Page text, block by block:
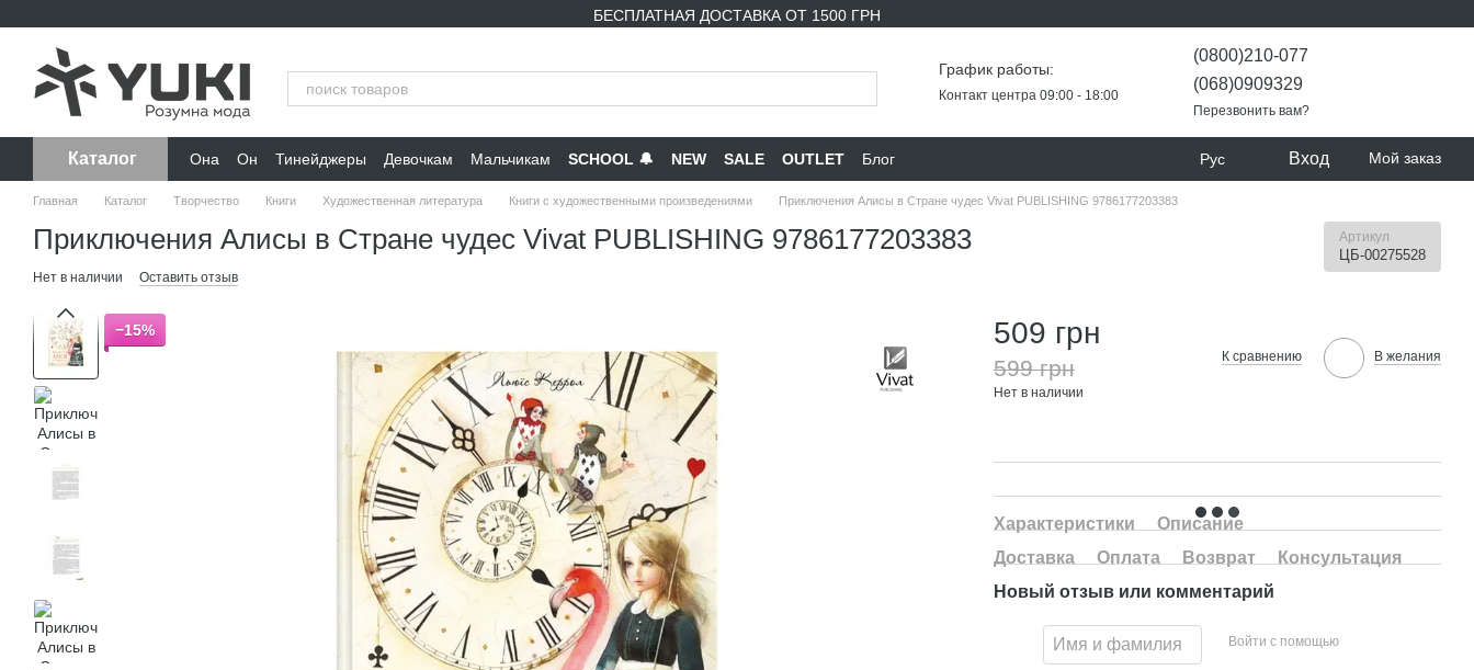
БЕСПЛАТНАЯ ДОСТАВКА ОТ 1500 ГРН
График работы:
Контакт центра 09:00 - 18:00
(0800)210-077
(068)0909329
Перезвонить вам?
Каталог Она Он Тинейджеры Девочкам Мальчикам SCHOOL 🔔 NEW SALE OUTLET Блог Рус Вход Мой заказ
Главная Каталог Творчество Книги Художественная литература Книги с художественными произведениями Приключения Алисы в Стране чудес Vivat PUBLISHING 9786177203383
Приключения Алисы в Стране чудес Vivat PUBLISHING 9786177203383 Артикул
ЦБ-00275528
Нет в наличии Оставить отзыв
−15% 509 грн
599 грн
Нет в наличии
К сравнению В желания
Характеристики
Описание
Доставка
Оплата Возврат
Консультация
Новый отзыв или комментарий
Войти с помощью